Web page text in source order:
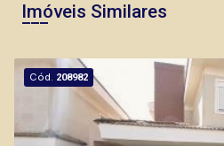
Imóveis Similares
Cód. 208982